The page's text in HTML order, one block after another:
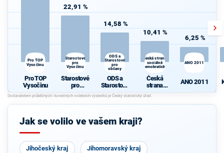
Pro TOP
Vysočinu
Pro TOP
Vysočinu
22,91 %
Starostové
pro
Vysočinu
Starostové
pro
Vysočinu
14,58 %
ODS a
Starostové
pro
občany
ODS a
Starostové
pro občany
10,41 %
Česká strana
sociálně
demokratická
Česká
strana
sociálně
demokrati
cká
6,25 %
ANO 2011
ANO 2011
Jak se volilo ve vašem kraji?
Jihočeský kraj Jihomoravský kraj